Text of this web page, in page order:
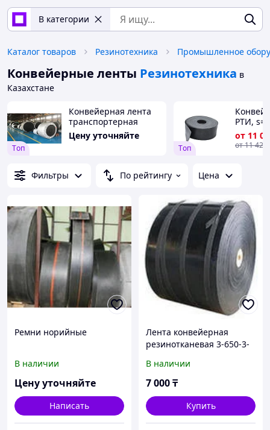
В категории
Каталог товаров Резинотехника
Конвейерные ленты Резинотехника в
Казахстане
Tоп
Конвейерная лента
транспортерная
Цену уточняйте
Tоп
РТИ, s=
13-
БКНЛ;
от 11
от11 420
Фильтры По рейтингу Цена
Ремни норийные
В наличии
Цену уточняйте
Написать
Лента конвейерная
резинотканевая 3-650-3-
В наличии
7 000₸
Купить